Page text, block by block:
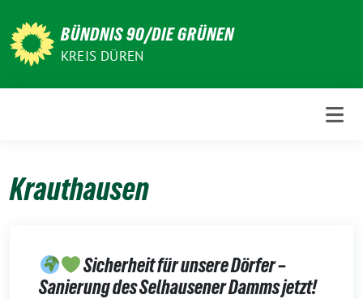
zum
Inhalt
BÜNDNIS 90/DIE GRÜNEN
KREIS DÜREN
Krauthausen
Sicherheit für unsere Dörfer –
Sanierung des Selhausener Damms jetzt!